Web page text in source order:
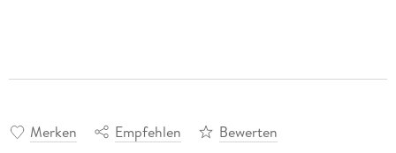
Merken Empfehlen Bewerten